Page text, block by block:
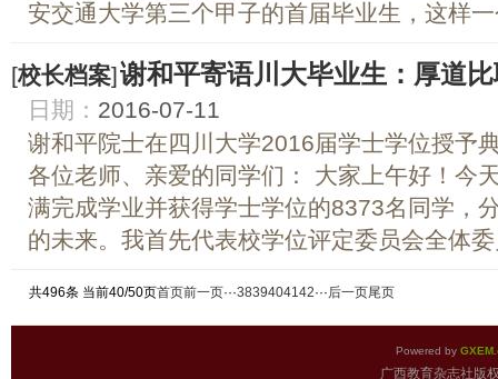
安交通大学第三个甲子的首届毕业生，这样
[校长档案]谢和平寄语川大毕业生：厚道
日期： 2016-07-11
谢和平院士在四川大学2016届学士学位授予
各位老师、亲爱的同学们： 大家上午好！今
满完成学业并获得学士学位的8373名同学，
的未来。我首先代表校学位评定委员会全体
共496条 当前40/50页首页前一页···3839404142···后一页尾页
Powered by
广西教育杂志